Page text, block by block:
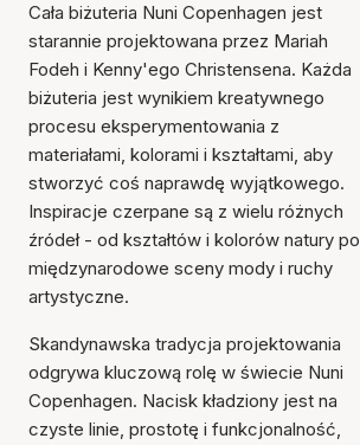
Cała biżuteria Nuni Copenhagen jest
starannie projektowana przez Mariah
Fodeh i Kenny'ego Christensena. Każda
biżuteria jest wynikiem kreatywnego
procesu eksperymentowania z
materiałami, kolorami i kształtami, aby
stworzyć coś naprawdę wyjątkowego.
Inspiracje czerpane są z wielu różnych
źródeł - od kształtów i kolorów natury po
międzynarodowe sceny mody i ruchy
artystyczne.
Skandynawska tradycja projektowania
odgrywa kluczową rolę w świecie Nuni
Copenhagen. Nacisk kładziony jest na
czyste linie, prostotę i funkcjonalność,